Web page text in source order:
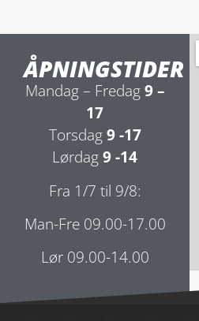
ÅPNINGSTIDER
Mandag – Fredag9 –
17
Torsdag9 -17
Lørdag9 -14
Fra 1/7 til 9/8:
Man-Fre 09.00-17.00
Lør 09.00-14.00